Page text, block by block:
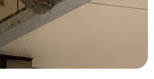
ます。 瀬戸と多治見は昔から県
街です。 弊社の母校では瀬戸
ます。 街の雰囲気を見ても多
いるように感じます。 県を超え